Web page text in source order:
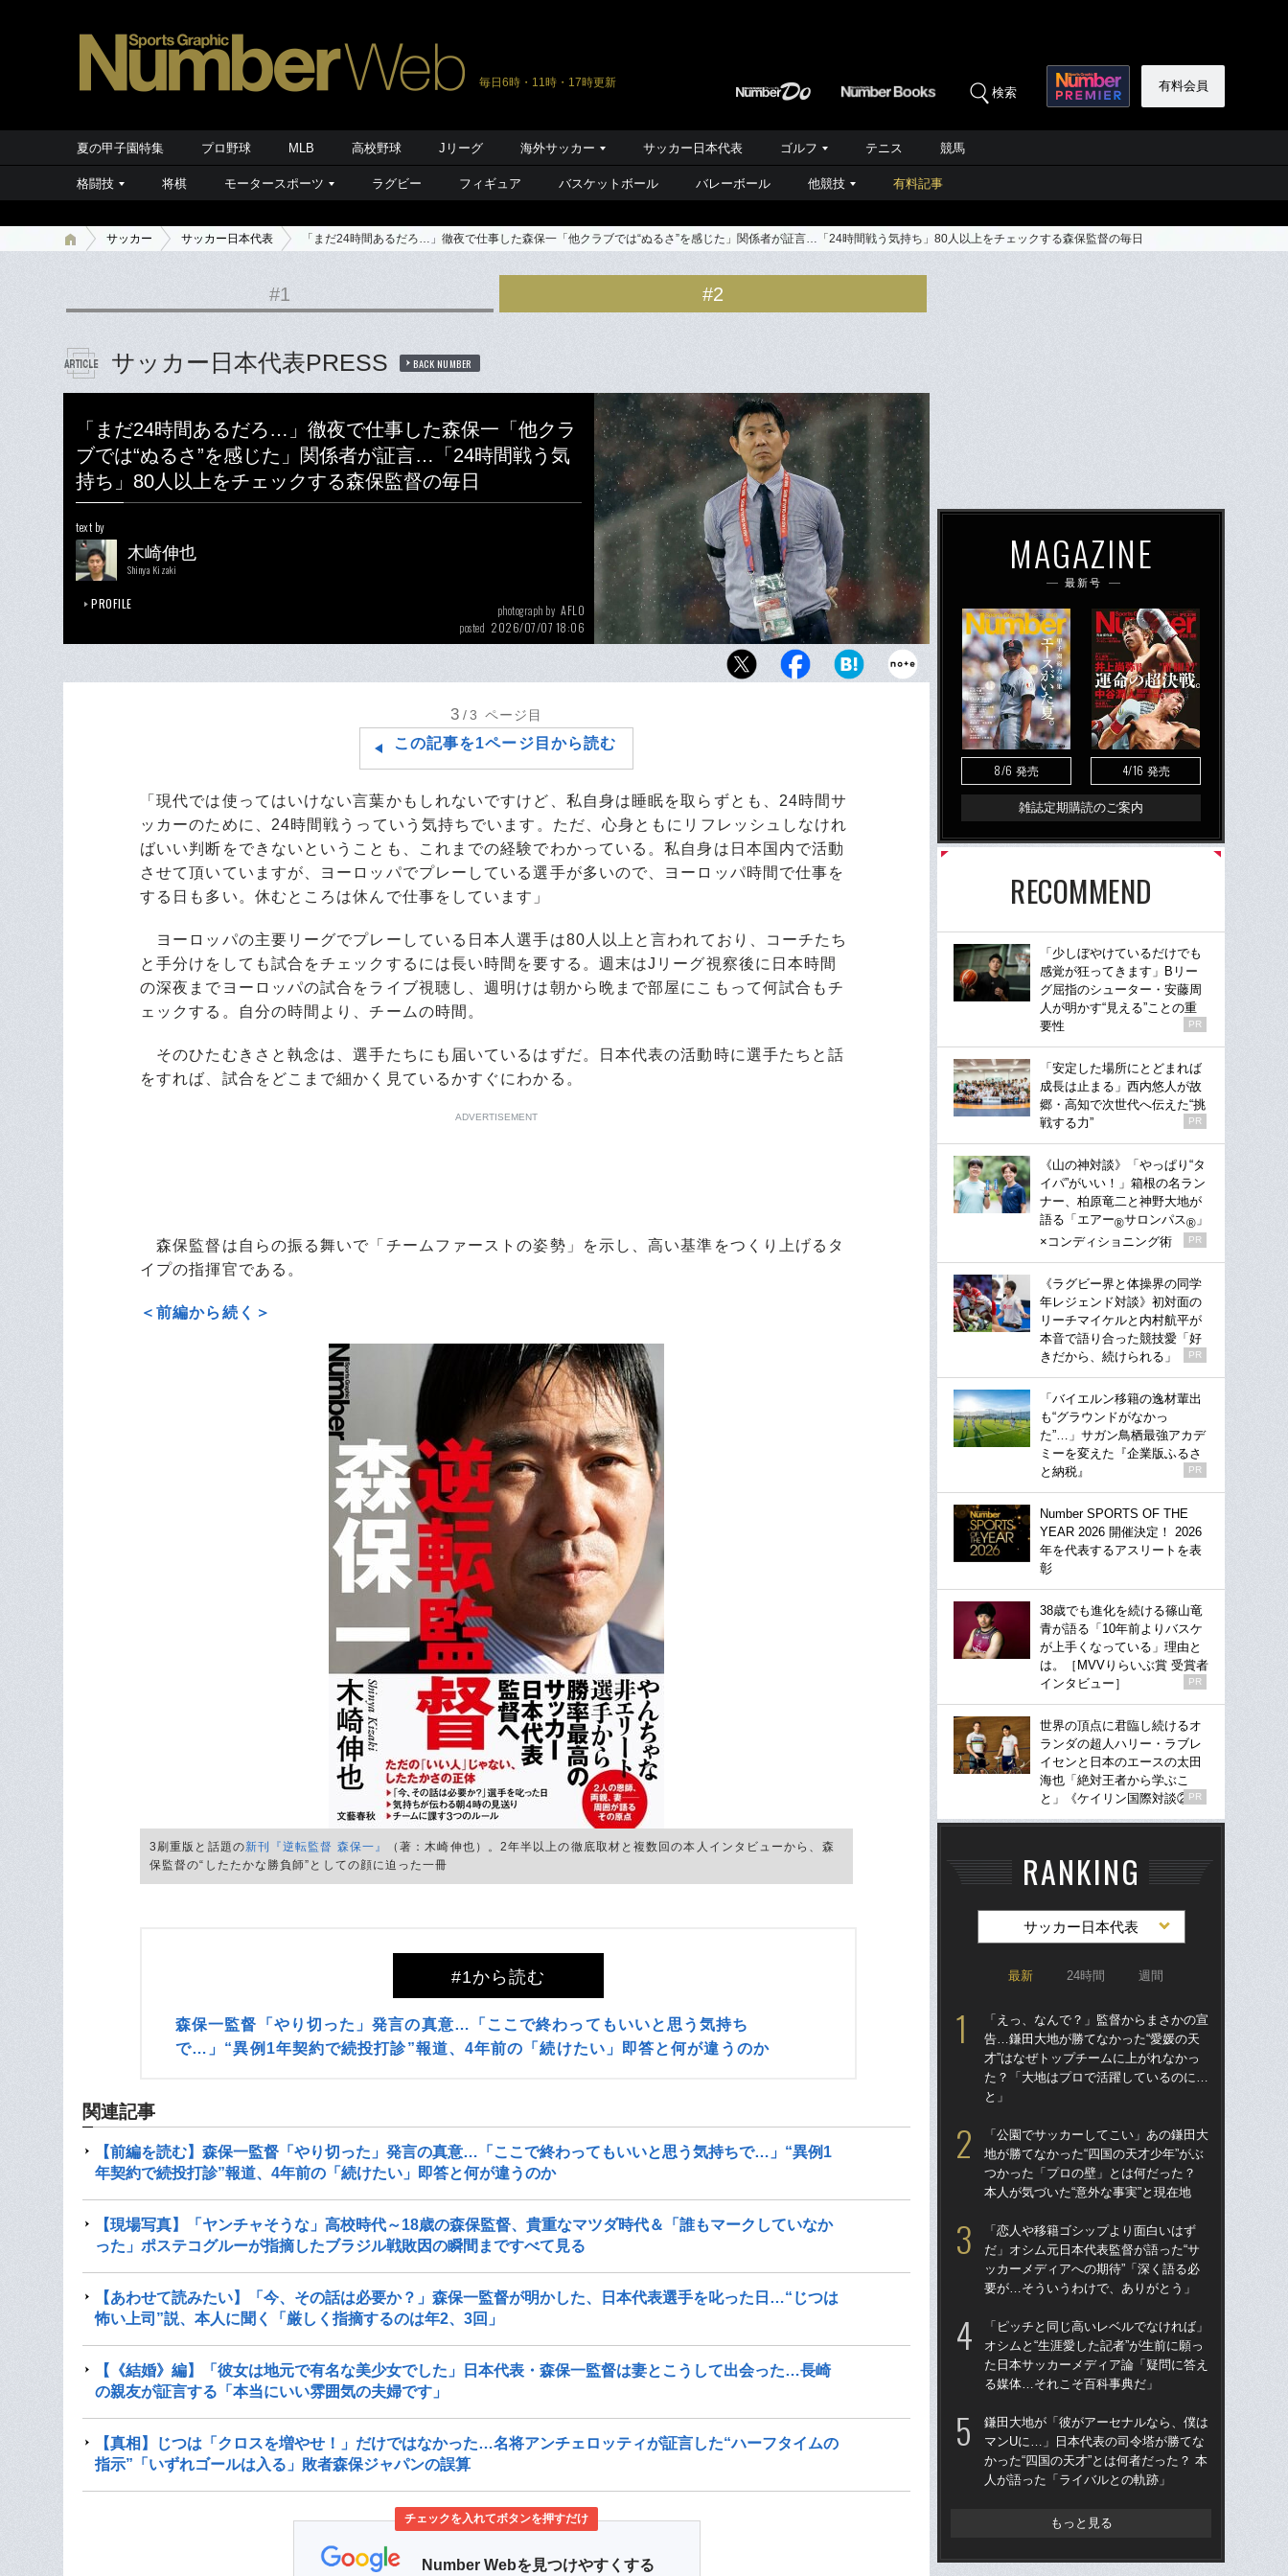
毎日6時・11時・17時更新
検索 有料会員
夏の甲子園特集 プロ野球 MLB 高校野球 Jリーグ 海外サッカー サッカー日本代表 ゴルフ テニス 競馬
格闘技 将棋 モータースポーツ ラグビー フィギュア バスケットボール バレーボール 他競技 有料記事
サッカー サッカー日本代表 「まだ24時間あるだろ…」徹夜で仕事した森保一「他クラブでは“ぬるさ”を感じた」関係者が証言…「24時間戦う気持ち」80人以上をチェックする森保監督の毎日
#1 #2
サッカー日本代表PRESS BACK NUMBER
「まだ24時間あるだろ…」徹夜で仕事した森保一「他クラ
ブでは“ぬるさ”を感じた」関係者が証言…「24時間戦う気
持ち」80人以上をチェックする森保監督の毎日
text by
木崎伸也
Shinya Kizaki
PROFILE photograph by AFLO
posted 2026/07/07 18:06
北中米W杯最終予選インドネシア戦（ジャカルタ）。大雨
3 /3 ページ目
この記事を1ページ目から読む
「現代では使ってはいけない言葉かもしれないですけど、私自身は睡眠を取らずとも、24時間サ
ッカーのために、24時間戦うっていう気持ちでいます。ただ、心身ともにリフレッシュしなけれ
ばいい判断をできないということも、これまでの経験でわかっている。私自身は日本国内で活動
させて頂いていますが、ヨーロッパでプレーしている選手が多いので、ヨーロッパ時間で仕事を
する日も多い。休むところは休んで仕事をしています」
ヨーロッパの主要リーグでプレーしている日本人選手は80人以上と言われており、コーチたち
と手分けをしても試合をチェックするには長い時間を要する。週末はJリーグ視察後に日本時間
の深夜までヨーロッパの試合をライブ視聴し、週明けは朝から晩まで部屋にこもって何試合もチ
ェックする。自分の時間より、チームの時間。
そのひたむきさと執念は、選手たちにも届いているはずだ。日本代表の活動時に選手たちと話
をすれば、試合をどこまで細かく見ているかすぐにわかる。
ADVERTISEMENT
森保監督は自らの振る舞いで「チームファーストの姿勢」を示し、高い基準をつくり上げるタ
イプの指揮官である。
＜前編から続く＞
3刷重版と話題の新刊『逆転監督 森保一』
（著：木崎伸也）。2年半以上の徹底取材と複数回の本人インタビューから、森
保監督の“したたかな勝負師”としての顔に迫った一冊
#1から読む
森保一監督「やり切った」発言の真意…「ここで終わってもいいと思う気持ち
で…」“異例1年契約で続投打診”報道、4年前の「続けたい」即答と何が違うのか
関連記事
【前編を読む】森保一監督「やり切った」発言の真意…「ここで終わってもいいと思う気持ちで…」“異例1
年契約で続投打診”報道、4年前の「続けたい」即答と何が違うのか
【現場写真】「ヤンチャそうな」高校時代～18歳の森保監督、貴重なマツダ時代＆「誰もマークしていなか
った」ポステコグルーが指摘したブラジル戦敗因の瞬間まですべて見る
【あわせて読みたい】「今、その話は必要か？」森保一監督が明かした、日本代表選手を叱った日…“じつは
怖い上司”説、本人に聞く「厳しく指摘するのは年2、3回」
【《結婚》編】「彼女は地元で有名な美少女でした」日本代表・森保一監督は妻とこうして出会った…長崎
の親友が証言する「本当にいい雰囲気の夫婦です」
【真相】じつは「クロスを増やせ！」だけではなかった…名将アンチェロッティが証言した“ハーフタイムの
指示”「いずれゴールは入る」敗者森保ジャパンの誤算
チェックを入れてボタンを押すだけ
Number Webを見つけやすくする
MAGAZINE
最新号
8/6 発売 4/16 発売
雑誌定期購読のご案内
RECOMMEND
「少しぼやけているだけでも
感覚が狂ってきます」Bリー
グ屈指のシューター・安藤周
人が明かす“見える”ことの重
要性
PR
「安定した場所にとどまれば
成長は止まる」西内悠人が故
郷・高知で次世代へ伝えた“挑
戦する力”
PR
《山の神対談》「やっぱり“タ
イパ”がいい！」箱根の名ラン
ナー、柏原竜二と神野大地が
語る「エアー®サロンパス® 」
×コンディショニング術
PR
《ラグビー界と体操界の同学
年レジェンド対談》初対面の
リーチマイケルと内村航平が
本音で語り合った競技愛「好
きだから、続けられる」
PR
「バイエルン移籍の逸材輩出
も“グラウンドがなかっ
た”…」サガン鳥栖最強アカデ
ミーを変えた『企業版ふるさ
と納税』
PR
Number SPORTS OF THE
YEAR 2026 開催決定！ 2026
年を代表するアスリートを表
彰
38歳でも進化を続ける篠山竜
青が語る「10年前よりバスケ
が上手くなっている」理由と
は。［MVVりらいぶ賞 受賞者
インタビュー］
PR
世界の頂点に君臨し続けるオ
ランダの超人ハリー・ラブレ
イセンと日本のエースの太田
海也「絶対王者から学ぶこ
と」《ケイリン国際対談②》
PR
RANKING
サッカー日本代表
最新 24時間 週間
「えっ、なんで？」監督からまさかの宣
告…鎌田大地が勝てなかった“愛媛の天
才”はなぜトップチームに上がれなかっ
た？「大地はプロで活躍しているのに…
と」
「公園でサッカーしてこい」あの鎌田大
地が勝てなかった“四国の天才少年”がぶ
つかった「プロの壁」とは何だった？
本人が気づいた“意外な事実”と現在地
「恋人や移籍ゴシップより面白いはず
だ」オシム元日本代表監督が語った“サ
ッカーメディアへの期待”「深く語る必
要が…そういうわけで、ありがとう」
「ピッチと同じ高いレベルでなければ」
オシムと“生涯愛した記者”が生前に願っ
た日本サッカーメディア論「疑問に答え
る媒体…それこそ百科事典だ」
鎌田大地が「彼がアーセナルなら、僕は
マンUに…」日本代表の司令塔が勝てな
かった“四国の天才”とは何者だった？ 本
人が語った「ライバルとの軌跡」
もっと見る